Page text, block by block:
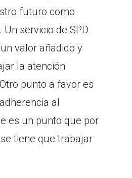
futuro como
servicio de SPD
valor añadido y
la atención
punto a favor es
al
es un punto que por
tiene que trabajar